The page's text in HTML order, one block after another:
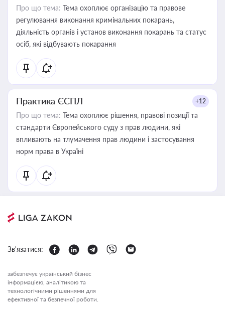
Про що тема: Тема охоплює організацію та правове
регулювання виконання кримінальних покарань,
діяльність органів і установ виконання покарань та статус
осіб, які відбувають покарання
Практика ЄСПЛ +12
Про що тема: Тема охоплює рішення, правові позиції та
стандарти Європейського суду з прав людини, які
впливають на тлумачення прав людини і застосування
норм права в Україні
Зв'язатися:
забезпечує український бізнес
інформацією, аналітикою та
технологічними рішеннями для
ефективної та безпечної роботи.